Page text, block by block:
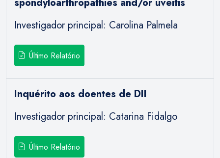
Investigador principal: Carolina Palmela
Último Relatório
Inquérito aos doentes de DII
Investigador principal: Catarina Fidalgo
Último Relatório